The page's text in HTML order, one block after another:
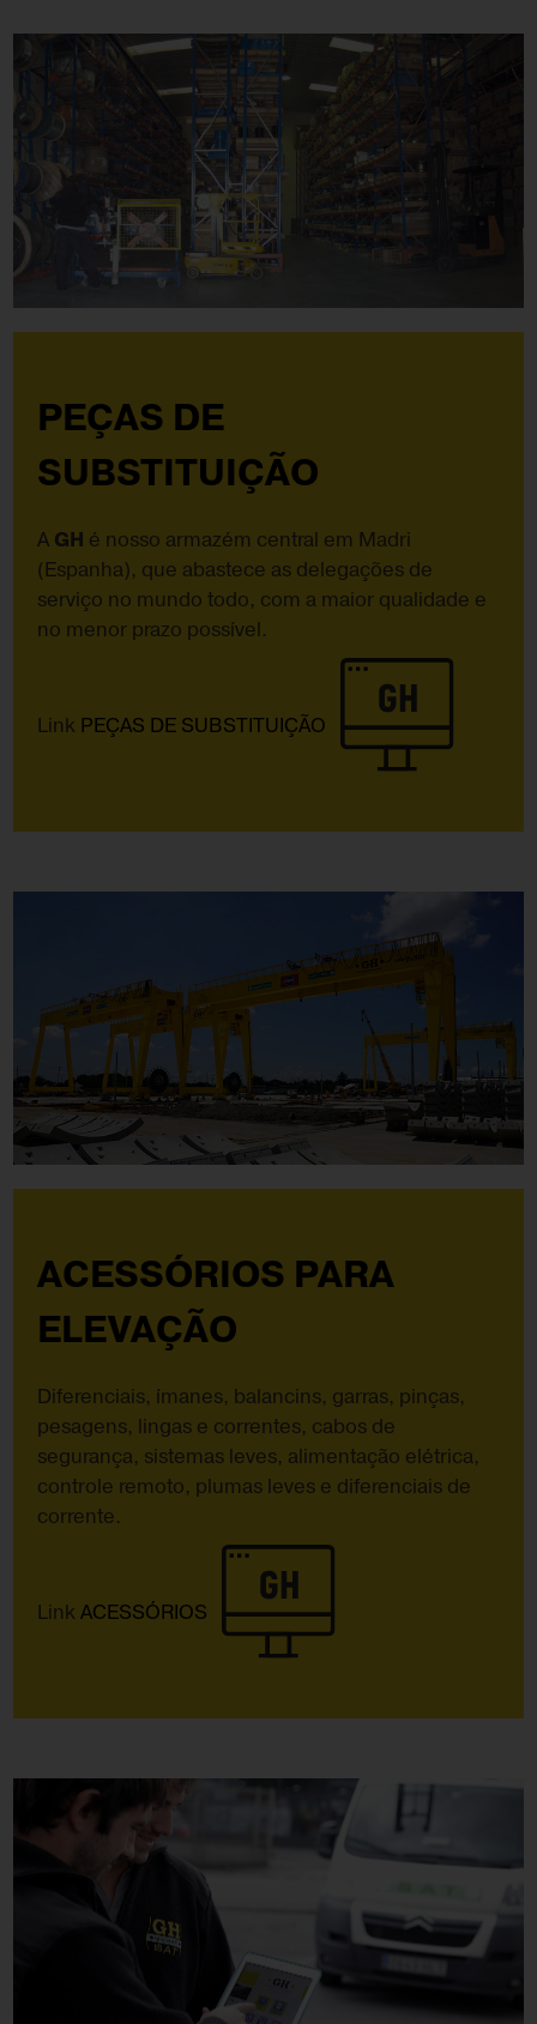
PEÇAS DE
SUBSTITUIÇÃO
A GH é nosso armazém central em Madri
(Espanha), que abastece as delegações de
serviço no mundo todo, com a maior qualidade e
no menor prazo possível.
Link PEÇAS DE SUBSTITUIÇÃO
ACESSÓRIOS PARA
ELEVAÇÃO
Diferenciais, ímanes, balancins, garras, pinças,
pesagens, lingas e correntes, cabos de
segurança, sistemas leves, alimentação elétrica,
controle remoto, plumas leves e diferenciais de
corrente.
LinkACESSÓRIOS